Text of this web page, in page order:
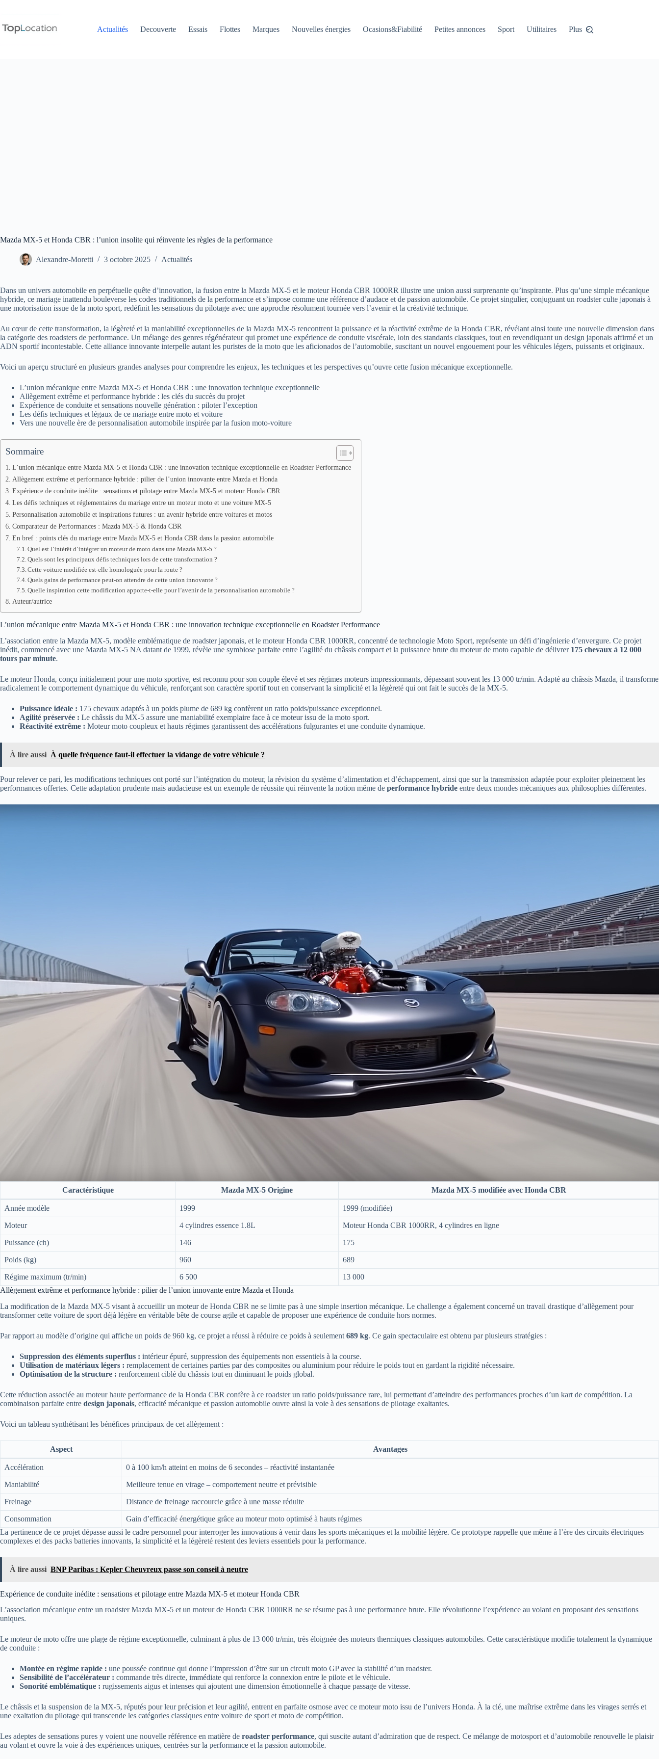
Actualités
Decouverte Essais Flottes Marques Nouvelles énergies Ocasions&Fiabilité Petites annonces Sport Utilitaires Plus
Mazda MX-5 et Honda CBR : l’union insolite qui réinvente les règles de la performance
Alexandre-Moretti 3 octobre 2025 Actualités
Dans un univers automobile en perpétuelle quête d’innovation, la fusion entre la Mazda MX-5 et le moteur Honda CBR 1000RR illustre une union aussi surprenante qu’inspirante. Plus qu’une simple mécanique
hybride, ce mariage inattendu bouleverse les codes traditionnels de la performance et s’impose comme une référence d’audace et de passion automobile. Ce projet singulier, conjuguant un roadster culte japonais à
une motorisation issue de la moto sport, redéfinit les sensations du pilotage avec une approche résolument tournée vers l’avenir et la créativité technique.
Au cœur de cette transformation, la légèreté et la maniabilité exceptionnelles de la Mazda MX-5 rencontrent la puissance et la réactivité extrême de la Honda CBR, révélant ainsi toute une nouvelle dimension dans
la catégorie des roadsters de performance. Un mélange des genres régénérateur qui promet une expérience de conduite viscérale, loin des standards classiques, tout en revendiquant un design japonais affirmé et un
ADN sportif incontestable. Cette alliance innovante interpelle autant les puristes de la moto que les aficionados de l’automobile, suscitant un nouvel engouement pour les véhicules légers, puissants et originaux.
Voici un aperçu structuré en plusieurs grandes analyses pour comprendre les enjeux, les techniques et les perspectives qu’ouvre cette fusion mécanique exceptionnelle.
L’union mécanique entre Mazda MX-5 et Honda CBR : une innovation technique exceptionnelle
Allègement extrême et performance hybride : les clés du succès du projet
Expérience de conduite et sensations nouvelle génération : piloter l’exception
Les défis techniques et légaux de ce mariage entre moto et voiture
Vers une nouvelle ère de personnalisation automobile inspirée par la fusion moto-voiture
Sommaire
L’union mécanique entre Mazda MX-5 et Honda CBR : une innovation technique exceptionnelle en Roadster Performance
Allègement extrême et performance hybride : pilier de l’union innovante entre Mazda et Honda
Expérience de conduite inédite : sensations et pilotage entre Mazda MX-5 et moteur Honda CBR
Les défis techniques et réglementaires du mariage entre un moteur moto et une voiture MX-5
Personnalisation automobile et inspirations futures : un avenir hybride entre voitures et motos
Comparateur de Performances : Mazda MX-5 & Honda CBR
En bref : points clés du mariage entre Mazda MX-5 et Honda CBR dans la passion automobile
Quel est l’intérêt d’intégrer un moteur de moto dans une Mazda MX-5 ?
Quels sont les principaux défis techniques lors de cette transformation ?
Cette voiture modifiée est-elle homologuée pour la route ?
Quels gains de performance peut-on attendre de cette union innovante ?
Quelle inspiration cette modification apporte-t-elle pour l’avenir de la personnalisation automobile ?
Auteur/autrice
L’union mécanique entre Mazda MX-5 et Honda CBR : une innovation technique exceptionnelle en Roadster Performance
L’association entre la Mazda MX-5, modèle emblématique de roadster japonais, et le moteur Honda CBR 1000RR, concentré de technologie Moto Sport, représente un défi d’ingénierie d’envergure. Ce projet
inédit, commencé avec une Mazda MX-5 NA datant de 1999, révèle une symbiose parfaite entre l’agilité du châssis compact et la puissance brute du moteur de moto capable de délivrer 175 chevaux à 12 000
tours par minute.
Le moteur Honda, conçu initialement pour une moto sportive, est reconnu pour son couple élevé et ses régimes moteurs impressionnants, dépassant souvent les 13 000 tr/min. Adapté au châssis Mazda, il transforme
radicalement le comportement dynamique du véhicule, renforçant son caractère sportif tout en conservant la simplicité et la légèreté qui ont fait le succès de la MX-5.
Puissance idéale : 175 chevaux adaptés à un poids plume de 689 kg confèrent un ratio poids/puissance exceptionnel.
Agilité préservée : Le châssis du MX-5 assure une maniabilité exemplaire face à ce moteur issu de la moto sport.
Réactivité extrême : Moteur moto coupleux et hauts régimes garantissent des accélérations fulgurantes et une conduite dynamique.
À lire aussi À quelle fréquence faut-il effectuer la vidange de votre véhicule ?
Pour relever ce pari, les modifications techniques ont porté sur l’intégration du moteur, la révision du système d’alimentation et d’échappement, ainsi que sur la transmission adaptée pour exploiter pleinement les
performances offertes. Cette adaptation prudente mais audacieuse est un exemple de réussite qui réinvente la notion même de performance hybride entre deux mondes mécaniques aux philosophies différentes.
Caractéristique Mazda MX-5 Origine Mazda MX-5 modifiée avec Honda CBR
Année modèle 1999 1999 (modifiée)
Moteur 4 cylindres essence 1.8L Moteur Honda CBR 1000RR, 4 cylindres en ligne
Puissance (ch) 146 175
Poids (kg) 960 689
Régime maximum (tr/min) 6 500
13 000
Allègement extrême et performance hybride : pilier de l’union innovante entre Mazda et Honda
La modification de la Mazda MX-5 visant à accueillir un moteur de Honda CBR ne se limite pas à une simple insertion mécanique. Le challenge a également concerné un travail drastique d’allègement pour
transformer cette voiture de sport déjà légère en véritable bête de course agile et capable de proposer une expérience de conduite hors normes.
Par rapport au modèle d’origine qui affiche un poids de 960 kg, ce projet a réussi à réduire ce poids à seulement 689 kg. Ce gain spectaculaire est obtenu par plusieurs stratégies :
Suppression des éléments superflus : intérieur épuré, suppression des équipements non essentiels à la course.
Utilisation de matériaux légers : remplacement de certaines parties par des composites ou aluminium pour réduire le poids tout en gardant la rigidité nécessaire.
Optimisation de la structure : renforcement ciblé du châssis tout en diminuant le poids global.
Cette réduction associée au moteur haute performance de la Honda CBR confère à ce roadster un ratio poids/puissance rare, lui permettant d’atteindre des performances proches d’un kart de compétition. La
combinaison parfaite entre design japonais, efficacité mécanique et passion automobile ouvre ainsi la voie à des sensations de pilotage exaltantes.
Voici un tableau synthétisant les bénéfices principaux de cet allègement :
Aspect Avantages
Accélération 0 à 100 km/h atteint en moins de 6 secondes – réactivité instantanée
Maniabilité Meilleure tenue en virage – comportement neutre et prévisible
Freinage Distance de freinage raccourcie grâce à une masse réduite
Consommation
Gain d’efficacité énergétique grâce au moteur moto optimisé à hauts régimes
La pertinence de ce projet dépasse aussi le cadre personnel pour interroger les innovations à venir dans les sports mécaniques et la mobilité légère. Ce prototype rappelle que même à l’ère des circuits électriques
complexes et des packs batteries innovants, la simplicité et la légèreté restent des leviers essentiels pour la performance.
À lire aussi BNP Paribas : Kepler Cheuvreux passe son conseil à neutre
Expérience de conduite inédite : sensations et pilotage entre Mazda MX-5 et moteur Honda CBR
L’association mécanique entre un roadster Mazda MX-5 et un moteur de Honda CBR 1000RR ne se résume pas à une performance brute. Elle révolutionne l’expérience au volant en proposant des sensations
uniques.
Le moteur de moto offre une plage de régime exceptionnelle, culminant à plus de 13 000 tr/min, très éloignée des moteurs thermiques classiques automobiles. Cette caractéristique modifie totalement la dynamique
de conduite :
Montée en régime rapide : une poussée continue qui donne l’impression d’être sur un circuit moto GP avec la stabilité d’un roadster.
Sensibilité de l’accélérateur : commande très directe, immédiate qui renforce la connexion entre le pilote et le véhicule.
Sonorité emblématique : rugissements aigus et intenses qui ajoutent une dimension émotionnelle à chaque passage de vitesse.
Le châssis et la suspension de la MX-5, réputés pour leur précision et leur agilité, entrent en parfaite osmose avec ce moteur moto issu de l’univers Honda. À la clé, une maîtrise extrême dans les virages serrés et
une exaltation du pilotage qui transcende les catégories classiques entre voiture de sport et moto de compétition.
Les adeptes de sensations pures y voient une nouvelle référence en matière de roadster performance, qui suscite autant d’admiration que de respect. Ce mélange de motosport et d’automobile renouvelle le plaisir
au volant et ouvre la voie à des expériences uniques, centrées sur la performance et la passion automobile.